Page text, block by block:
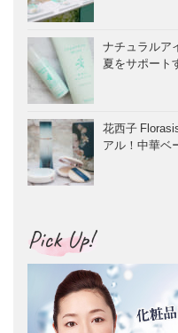
ナチュラルア
夏をサポート
花西子
アル！中華ベ
Pick Up!